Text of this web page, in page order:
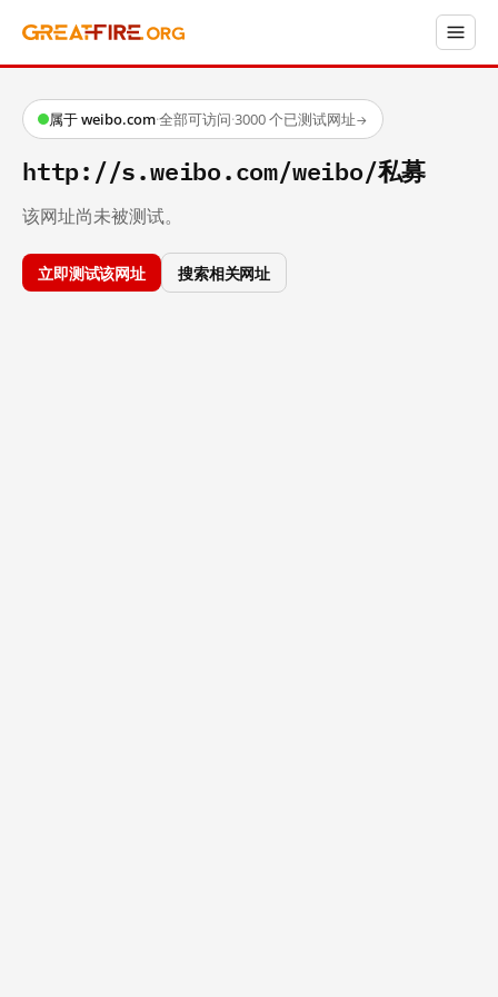
属于 weibo.com·全部可访问·3000 个已测试网址→
http://s.weibo.com/weibo/私募
该网址尚未被测试。
立即测试该网址 搜索相关网址